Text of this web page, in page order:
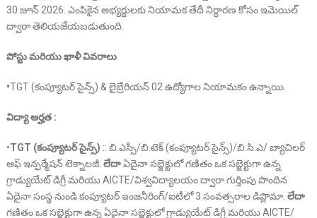
30 జూన్ 2026. ఎంపికైన అభ్యర్థులకు నియామక తేదీ నిర్ధారణ కోసం ఇమెయిల్
ద్వారా తెలియజేయబడుతుంది.
పోస్టు మరియు ఖాళీ వివరాలు
•TGT (కంప్యూటర్ సైన్స్) & లైబ్రేరియన్ 02 ఉద్యోగాల నియామకం ఉన్నాయి.
విద్యా అర్హత :
•TGT (కంప్యూటర్ సైన్స్) :: బి.ఎస్సీ/బి.టెక్ (కంప్యూటర్ సైన్స్)/బి.సి.ఎ/ బ్యాచిలర్
ఆఫ్ ఇన్ఫర్మేషన్ టెక్నాలజీ. లేదాఏదైనా సబ్జెక్టులో గణితం ఒక సబ్జెక్టుగా ఉన్న
గ్రాడ్యుయేట్ డిగ్రీ మరియు AICTE/విశ్వవిద్యాలయం ద్వారా గుర్తింపు పొందిన
ఏదైనా సంస్థ నుండి కంప్యూటర్ ఇంజనీరింగ్/ఐటీలో 3 సంవత్సరాల డిప్లొమా. లేదా
గణితం ఒక సబ్జెక్టుగా ఉన్న ఏదైనా సబ్జెక్టులో గ్రాడ్యుయేట్ డిగ్రీ మరియు AICTE/